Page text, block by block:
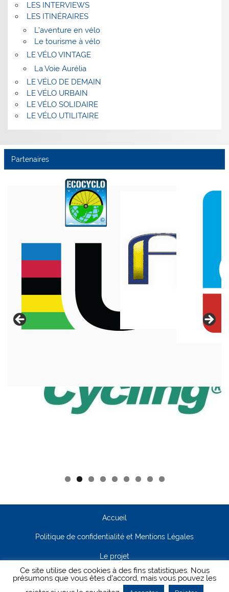
LES INTERVIEWS
LES ITINÉRAIRES
L’aventure en vélo
Le tourisme à vélo
LE VÉLO VINTAGE
La Voie Aurélia
LE VÉLO DE DEMAIN
LE VÉLO URBAIN
LE VÉLO SOLIDAIRE
LE VÉLO UTILITAIRE
Partenaires
Accueil
Politique de confidentialité et Mentions Légales
Le projet
Contact
Ce site utilise des cookies à des fins statistiques. Nous
présumons que vous êtes d'accord, mais vous pouvez les